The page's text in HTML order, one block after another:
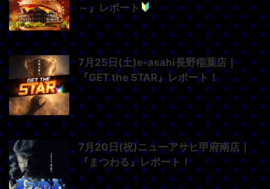
～』レポート
7月25日(土)e-asahi長野稲葉店｜
『GET the STAR』レポート！
7月20日(祝)ニューアサヒ甲府南店｜
『まつわる』レポート！